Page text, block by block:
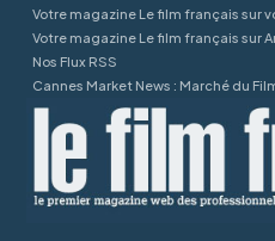
Votre magazine Le film français sur
Votre magazine Le film français sur
Nos Flux RSS
Cannes Market News : Marché du